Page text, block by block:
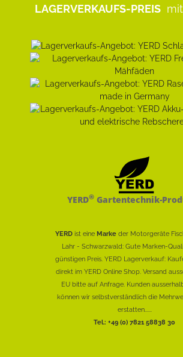
LAGERVERKAUFS-PREIS
YERD®Gartentechnik-
YERD ist eine Marke der Motorgeräte
Lahr - Schwarzwald: Gute Marken-
günstigen Preis. YERD Lagerverkauf:
direkt im YERD Online Shop. Versand
EU bitte auf Anfrage. Kunden
können wir selbstverständlich die
erstatten......
Tel.: +49 (0) 7821 58838 30